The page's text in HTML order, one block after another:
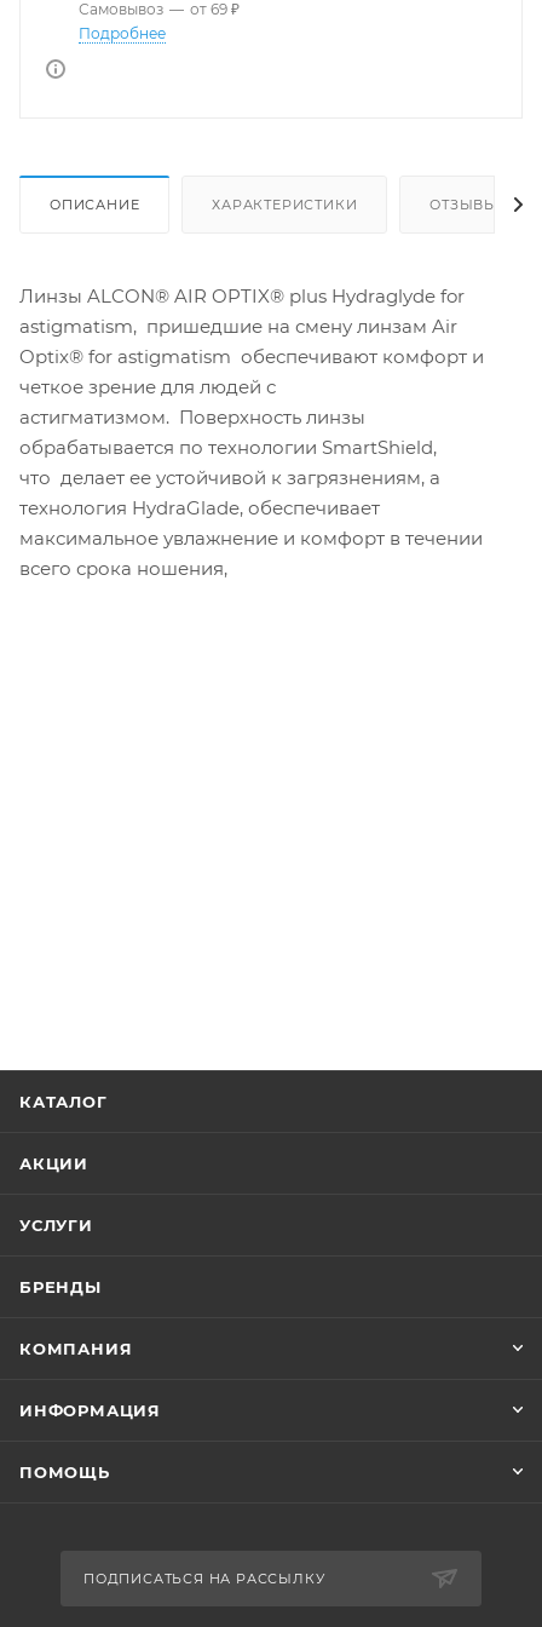
Самовывоз — от 69 ₽
Подробнее
ОПИСАНИЕ ХАРАКТЕРИСТИКИ ОТЗЫВЫ
Линзы ALCON® AIR OPTIX® plus Hydraglyde for
astigmatism, пришедшие на смену линзам Air
Optix® for astigmatism обеспечивают комфорт и
четкое зрение для людей с
астигматизмом. Поверхность линзы
обрабатывается по технологии SmartShield,
что делает ее устойчивой к загрязнениям, а
технология HydraGlade, обеспечивает
максимальное увлажнение и комфорт в течении
всего срока ношения,
КАТАЛОГ
АКЦИИ
УСЛУГИ
БРЕНДЫ
КОМПАНИЯ
ИНФОРМАЦИЯ
ПОМОЩЬ
ПОДПИСАТЬСЯ НА РАССЫЛКУ